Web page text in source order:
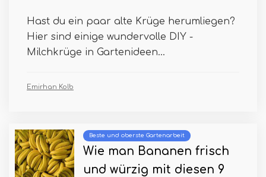
Hast du ein paar alte Krüge herumliegen?
Hier sind einige wundervolle DIY -
Milchkrüge in Gartenideen...
Emirhan Kolb
Beste und oberste Gartenarbeit
Wie man Bananen frisch
und würzig mit diesen 9